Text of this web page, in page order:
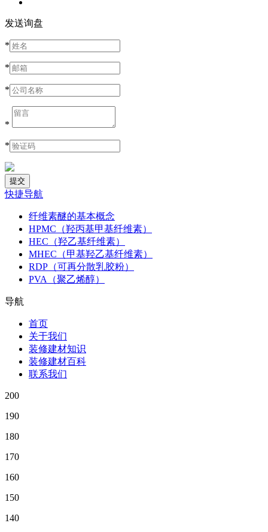
发送询盘
*
*
*
*
*
快捷导航
纤维素醚的基本概念
HPMC（羟丙基甲基纤维素）
HEC（羟乙基纤维素）
MHEC（甲基羟乙基纤维素）
RDP（可再分散乳胶粉）
PVA（聚乙烯醇）
导航
首页
关于我们
装修建材知识
装修建材百科
联系我们
200
190
180
170
160
150
140